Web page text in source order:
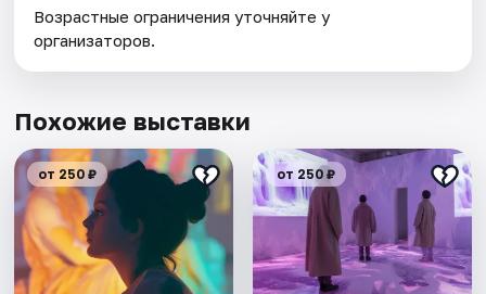
Возрастные ограничения уточняйте у
организаторов.
Похожие выставки
от 250 ₽ от 250 ₽